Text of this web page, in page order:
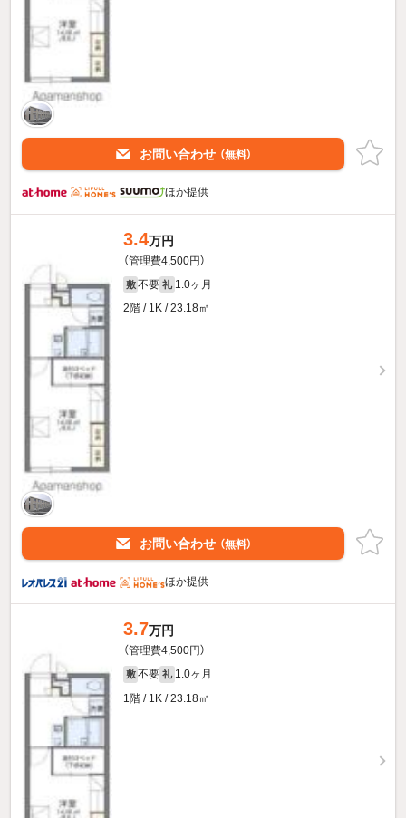
お問い合わせ （無料）
ほか提供
3.4万円
（管理費4,500円）
敷 不要 礼 1.0ヶ月
2階 / 1K / 23.18㎡
お問い合わせ （無料）
ほか提供
3.7万円
（管理費4,500円）
敷 不要 礼 1.0ヶ月
1階 / 1K / 23.18㎡